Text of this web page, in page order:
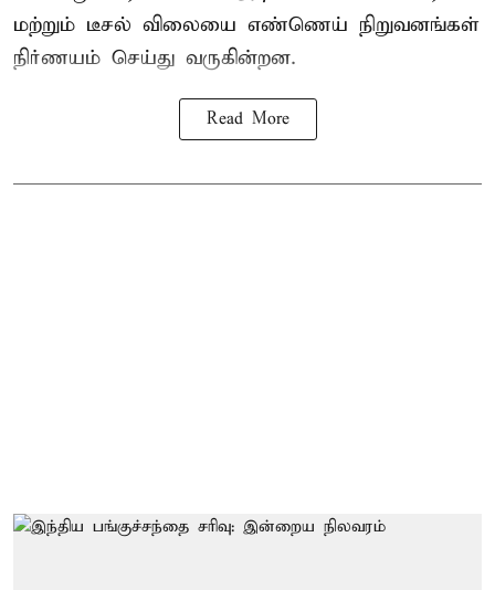
மற்றும் டீசல் விலையை எண்ணெய் நிறுவனங்கள்
நிர்ணயம் செய்து வருகின்றன.
Read More